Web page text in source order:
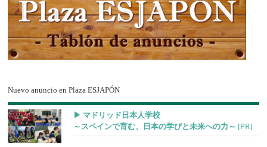
Nuevo anuncio en Plaza ESJAPÓN
▶︎ マドリッド日本人学校
～スペインで育む、日本の学びと未来への力～ [PR]